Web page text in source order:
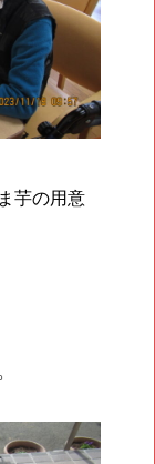
芋の用意